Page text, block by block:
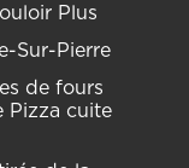
Plus
Sur-Pierre
de fours
Pizza cuite